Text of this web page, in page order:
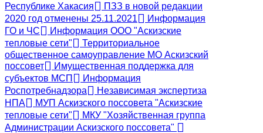
Республике Хакасия
ПЗЗ в новой редакции
2020 год отменены 25.11.2021
Информация
ГО и ЧС
Информация ООО "Аскизские
тепловые сети"
Территориальное
общественное самоуправление МО Аскизский
поссовет
Имущественная поддержка для
субъектов МСП
Информация
Роспотребнадзора
Независимая экспертиза
НПА
МУП Аскизского поссовета "Аскизские
тепловые сети"
МКУ "Хозяйственная группа
Администрации Аскизского поссовета"